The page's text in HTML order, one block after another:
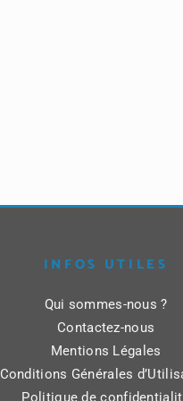
INFOS UTILES
Qui sommes-nous ?
Contactez-nous
Mentions Légales
Conditions Générales
Politique de